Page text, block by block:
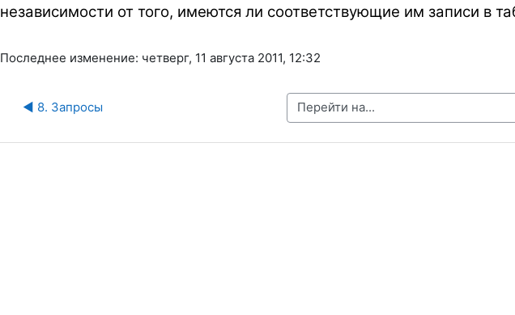
независимости от того, имеются ли соответствующие им записи в
Последнее изменение: четверг, 11 августа 2011, 12:32
◀︎ 8. Запросы Перейти на...